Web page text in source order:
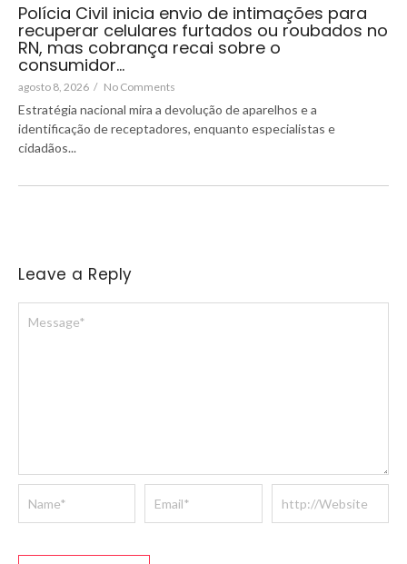
Polícia Civil inicia envio de intimações para
recuperar celulares furtados ou roubados no
RN, mas cobrança recai sobre o
consumidor…
agosto 8, 2026 / No Comments
Estratégia nacional mira a devolução de aparelhos e a
identificação de receptadores, enquanto especialistas e
cidadãos...
Leave a Reply